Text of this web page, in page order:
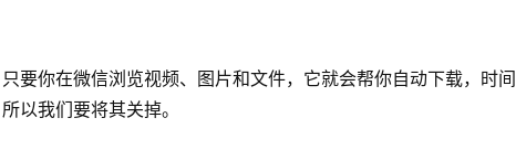
要你在微信浏览视频、图片和文件，它就会帮你自动下载，时间
以我们要将其关掉。